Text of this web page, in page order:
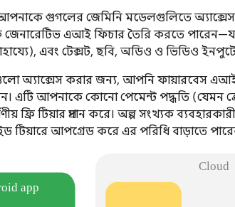
গুগলের জেমিনি মডেলগুলিতে
জেনারেটিভ এআই ফিচার তৈরি করতে
এবং টেক্সট, ছবি, অডিও ও ভিডিও
অ্যাক্সেস করার জন্য, আপনি ফায়ারবেস
এটি আপনাকে কোনো পেমেন্ট পদ্ধতি (যেমন
টিয়ার প্রদান করে। অল্প সংখ্যক
আপগ্রেড করে এর পরিধি বাড়াতে